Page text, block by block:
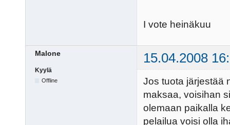
I vote heinäkuu
Malone 15.04.2008
Kyylä
Offline
Jos tuota järjestää
maksaa, voisihan
olemaan paikalla
pelailua voisi olla